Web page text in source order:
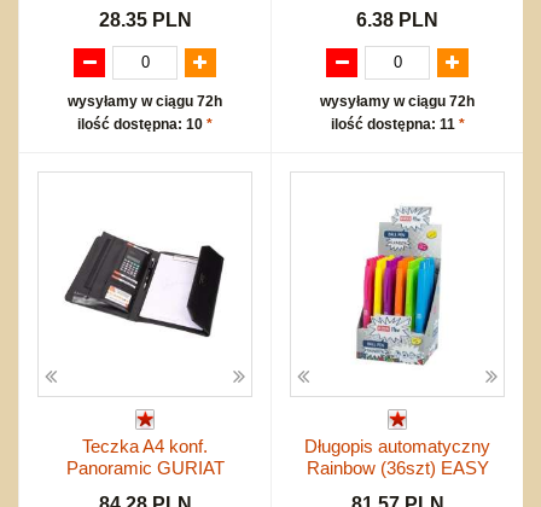
28.35 PLN
wysyłamy w ciągu 72h
ilość dostępna: 10 *
6.38 PLN
wysyłamy w ciągu 72h
ilość dostępna: 11 *
Teczka A4 konf.
Panoramic GURIAT
Długopis automatyczny
Rainbow (36szt) EASY